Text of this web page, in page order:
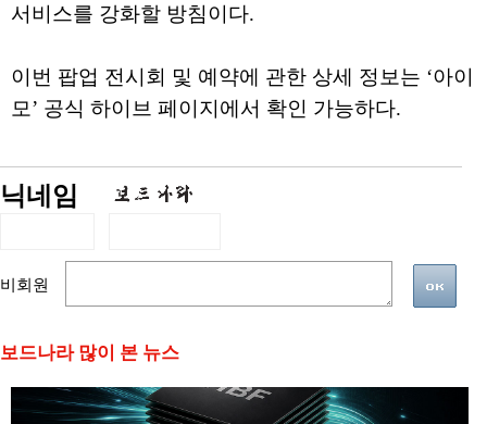
서비스를 강화할 방침이다.
이번 팝업 전시회 및 예약에 관한 상세 정보는 ‘아이
모’ 공식 하이브 페이지에서 확인 가능하다.
닉네임
비회원
보드나라 많이 본 뉴스